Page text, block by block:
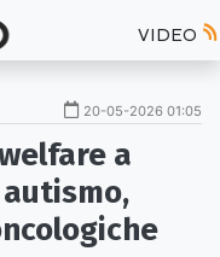
VIDEO
20-05-2026 01:05
a